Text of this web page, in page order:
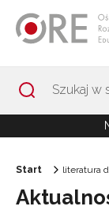
Start literatura